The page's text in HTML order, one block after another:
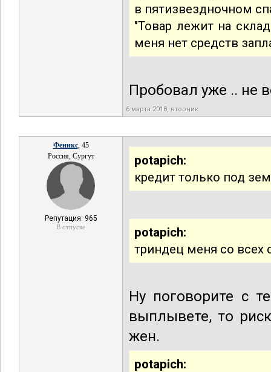
в пятизвездночном
"Товар лежит на
меня нет средств
Пробовал уже .. не
6 марта 2018, вторник
Феникс, 45
Россия, Сургут
Репутация: 965
В отпуске
potapich:
кредит только под
potapich:
триндец меня со всех
Ну поговорите с
выплывете, то
жен.
potapich: